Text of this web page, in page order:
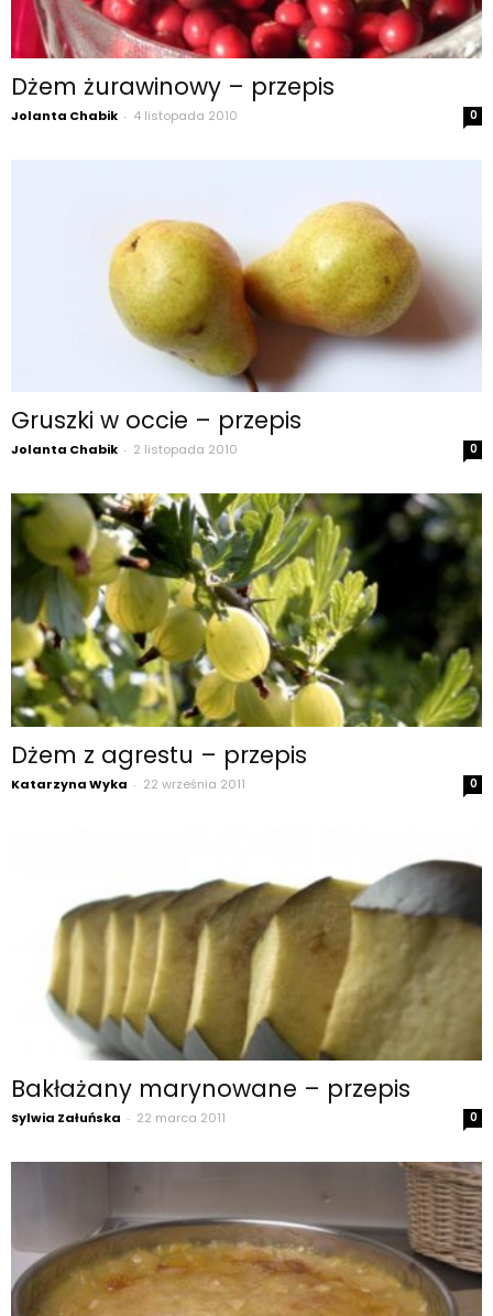
Dżem żurawinowy – przepis
Jolanta Chabik - 4 listopada 2010 0
Gruszki w occie – przepis
Jolanta Chabik - 2 listopada 2010 0
Dżem z agrestu – przepis
Katarzyna Wyka - 22 września 2011 0
Bakłażany marynowane – przepis
Sylwia Załuńska - 22 marca 2011 0